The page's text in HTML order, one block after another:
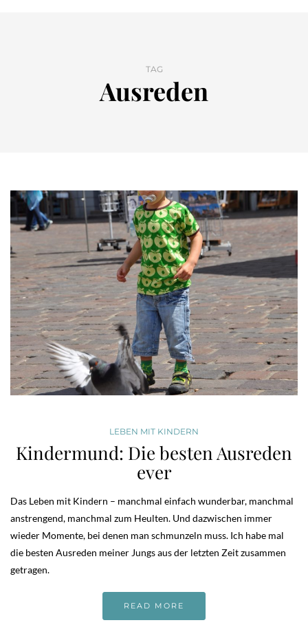
TAG
Ausreden
LEBEN MIT KINDERN
Kindermund: Die besten Ausreden
ever
Das Leben mit Kindern – manchmal einfach wunderbar, manchmal
anstrengend, manchmal zum Heulten. Und dazwischen immer
wieder Momente, bei denen man schmunzeln muss. Ich habe mal
die besten Ausreden meiner Jungs aus der letzten Zeit zusammen
getragen.
READ MORE